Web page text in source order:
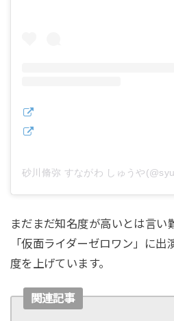
まだまだ知名度が高いとは言い
「仮面ライダーゼロワン」に
度を上げています。
関連記事